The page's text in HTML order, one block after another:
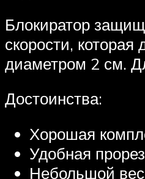
Блокиратор
скорости,
диаметром 2 см.
Достоинства:
Хорошая
Удобная
Небольшой